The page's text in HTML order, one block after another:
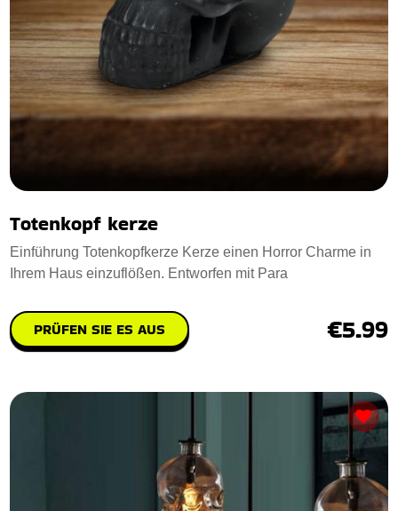
Totenkopf kerze
Einführung Totenkopfkerze Kerze einen Horror Charme in
Ihrem Haus einzuflößen. Entworfen mit Para
PRÜFEN SIE ES AUS €5.99